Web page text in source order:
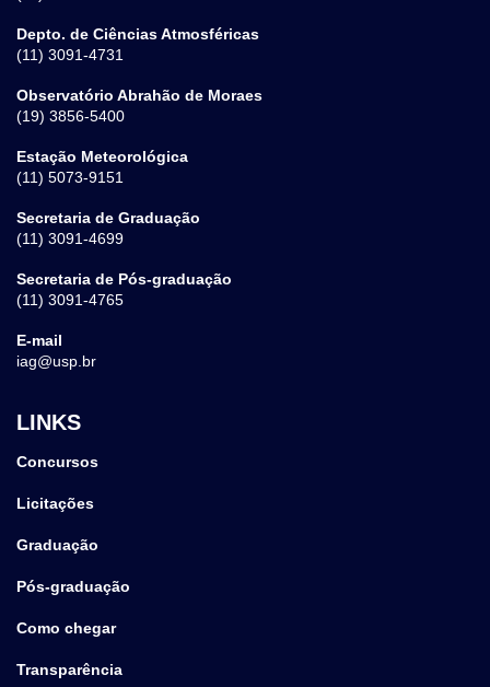
Depto. de Ciências Atmosféricas
(11) 3091-4731
Observatório Abrahão de Moraes
(19) 3856-5400
Estação Meteorológica
(11) 5073-9151
Secretaria de Graduação
(11) 3091-4699
Secretaria de Pós-graduação
(11) 3091-4765
E-mail
iag@usp.br
LINKS
Concursos
Licitações
Graduação
Pós-graduação
Como chegar
Transparência